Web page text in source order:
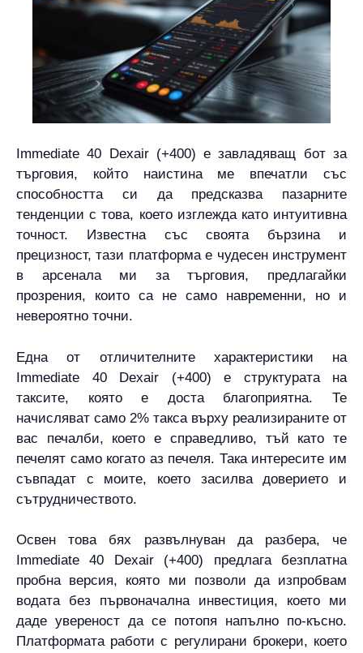
Immediate 40 Dexair (+400) е завладяващ бот за
търговия, който наистина ме впечатли със
способността си да предсказва пазарните
тенденции с това, което изглежда като интуитивна
точност. Известна със своята бързина и
прецизност, тази платформа е чудесен инструмент
в арсенала ми за търговия, предлагайки
прозрения, които са не само навременни, но и
невероятно точни.
Една от отличителните характеристики на
Immediate 40 Dexair (+400) е структурата на
таксите, която е доста благоприятна. Те
начисляват само 2% такса върху реализираните от
вас печалби, което е справедливо, тъй като те
печелят само когато аз печеля. Така интересите им
съвпадат с моите, което засилва доверието и
сътрудничеството.
Освен това бях развълнуван да разбера, че
Immediate 40 Dexair (+400) предлага безплатна
пробна версия, която ми позволи да изпробвам
водата без първоначална инвестиция, което ми
даде увереност да се потопя напълно по-късно.
Платформата работи с регулирани брокери, което